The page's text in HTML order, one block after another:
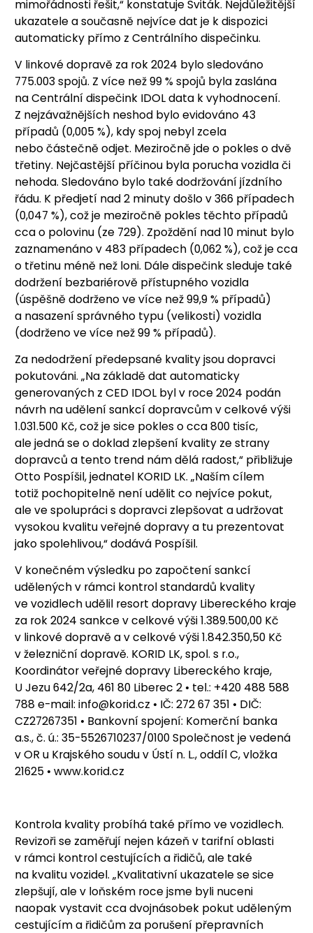
mimořádnosti řešit,“ konstatuje Sviták. Nejdůležitější
ukazatele a současně nejvíce dat je k dispozici
automaticky přímo z Centrálního dispečinku.
V linkové dopravě za rok 2024 bylo sledováno
775.003 spojů. Z více než 99 % spojů byla zaslána
na Centrální dispečink IDOL data k vyhodnocení.
Z nejzávažnějších neshod bylo evidováno 43
případů (0,005 %), kdy spoj nebyl zcela
nebo částečně odjet. Meziročně jde o pokles o dvě
třetiny. Nejčastější příčinou byla porucha vozidla či
nehoda. Sledováno bylo také dodržování jízdního
řádu. K předjetí nad 2 minuty došlo v 366 případech
(0,047 %), což je meziročně pokles těchto případů
cca o polovinu (ze 729). Zpoždění nad 10 minut bylo
zaznamenáno v 483 případech (0,062 %), což je cca
o třetinu méně než loni. Dále dispečink sleduje také
dodržení bezbariérově přístupného vozidla
(úspěšně dodrženo ve více než 99,9 % případů)
a nasazení správného typu (velikosti) vozidla
(dodrženo ve více než 99 % případů).
Za nedodržení předepsané kvality jsou dopravci
pokutováni. „Na základě dat automaticky
generovaných z CED IDOL byl v roce 2024 podán
návrh na udělení sankcí dopravcům v celkové výši
1.031.500 Kč, což je sice pokles o cca 800 tisíc,
ale jedná se o doklad zlepšení kvality ze strany
dopravců a tento trend nám dělá radost,“ přibližuje
Otto Pospíšil, jednatel KORID LK. „Naším cílem
totiž pochopitelně není udělit co nejvíce pokut,
ale ve spolupráci s dopravci zlepšovat a udržovat
vysokou kvalitu veřejné dopravy a tu prezentovat
jako spolehlivou,“ dodává Pospíšil.
V konečném výsledku po započtení sankcí
udělených v rámci kontrol standardů kvality
ve vozidlech udělil resort dopravy Libereckého kraje
za rok 2024 sankce v celkové výši 1.389.500,00 Kč
v linkové dopravě a v celkové výši 1.842.350,50 Kč
v železniční dopravě. KORID LK, spol. s r.o.,
Koordinátor veřejné dopravy Libereckého kraje,
U Jezu 642/2a, 461 80 Liberec 2 • tel.: +420 488 588
788 e-mail: info@korid.cz • IČ: 272 67 351 • DIČ:
CZ27267351 • Bankovní spojení: Komerční banka
a.s., č. ú.: 35-5526710237/0100 Společnost je vedená
v OR u Krajského soudu v Ústí n. L., oddíl C, vložka
21625 • www.korid.cz
Kontrola kvality probíhá také přímo ve vozidlech.
Revizoři se zaměřují nejen kázeň v tarifní oblasti
v rámci kontrol cestujících a řidičů, ale také
na kvalitu vozidel. „Kvalitativní ukazatele se sice
zlepšují, ale v loňském roce jsme byli nuceni
naopak vystavit cca dvojnásobek pokut uděleným
cestujícím a řidičům za porušení přepravních